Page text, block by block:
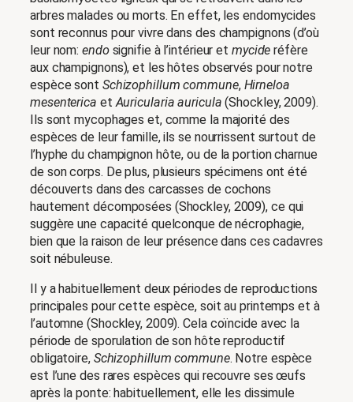
arbres malades ou morts. En effet, les endomycides
sont reconnus pour vivre dans des champignons (d’où
leur nom: endosignifie à l’intérieur et mycide réfère
aux champignons), et les hôtes observés pour notre
espèce sont Schizophillum commune, Hirneloa
mesenterica etAuricularia auricula (Shockley, 2009).
Ils sont mycophages et, comme la majorité des
espèces de leur famille, ils se nourrissent surtout de
l’hyphe du champignon hôte, ou de la portion charnue
de son corps. De plus, plusieurs spécimens ont été
découverts dans des carcasses de cochons
hautement décomposées (Shockley, 2009), ce qui
suggère une capacité quelconque de nécrophagie,
bien que la raison de leur présence dans ces cadavres
soit nébuleuse.
Il y a habituellement deux périodes de reproductions
principales pour cette espèce, soit au printemps et à
l’automne (Shockley, 2009). Cela coïncide avec la
période de sporulation de son hôte reproductif
obligatoire, Schizophillum commune. Notre espèce
est l’une des rares espèces qui recouvre ses œufs
après la ponte: habituellement, elle les dissimule